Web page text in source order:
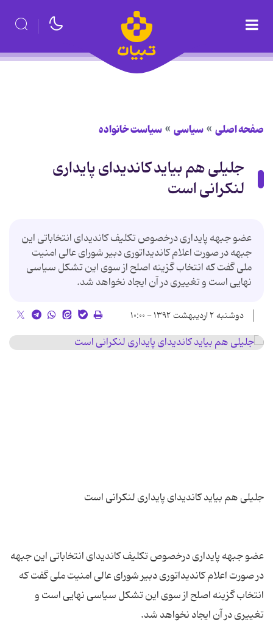
صفحه اصلی سیاسی سیاست خانواده
جلیلی هم بیاید کاندیدای پایداری
لنکرانی است
عضو جبهه پایداری درخصوص تکلیف کاندیدای انتخاباتی این
جبهه در صورت اعلام کاندیداتوری دبیر شورای عالی امنیت
ملی گفت که انتخاب گزینه اصلح از سوی این تشکل سیاسی
نهایی است و تغییری در آن ایجاد نخواهد شد.
دوشنبه ۲ اردیبهشت ۱۳۹۲ - ۱۰:۰۰
عضو جبهه پایداری درخصوص تکلیف کاندیدای انتخاباتی این جبهه
در صورت اعلام کاندیداتوری دبیر شورای عالی امنیت ملی گفت که
انتخاب گزینه اصلح از سوی این تشکل سیاسی نهایی است و